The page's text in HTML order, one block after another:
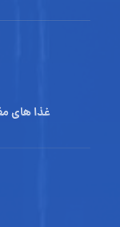
غذا های